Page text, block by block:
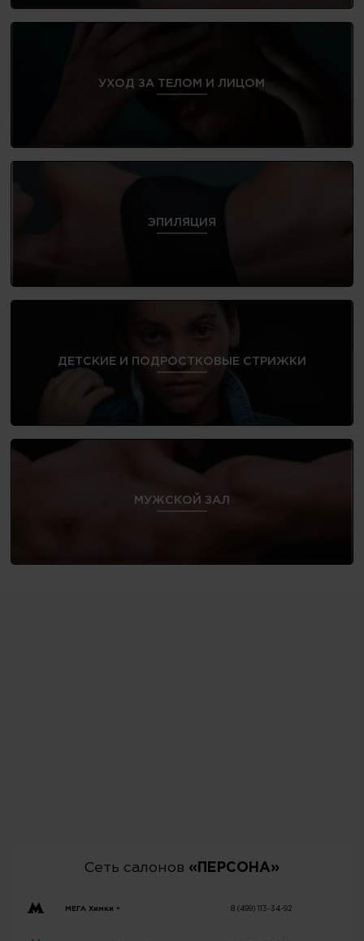
УХОД ЗА ТЕЛОМ И ЛИЦОМ
ЭПИЛЯЦИЯ
ДЕТСКИЕ И ПОДРОСТКОВЫЕ СТРИЖКИ
МУЖСКОЙ ЗАЛ
Сеть салонов «ПЕРСОНА»
МЕГА Химки • 8 (499) 113-34-92